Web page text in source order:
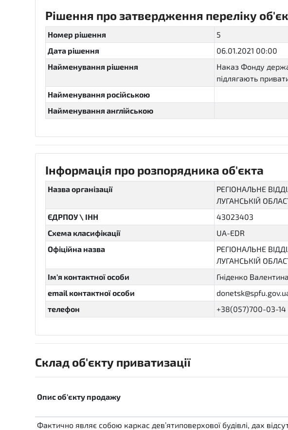
Рішення про затвердження переліку
Номер рішення
5
Дата рішення
06.01.2021 00:00
Найменування рішення
Наказ Фонду
підлягають
Найменування російською
Найменування англійською
Інформація про розпорядника об'єкта
Назва організації
РЕГІОНАЛЬНЕ
ЛУГАНСЬКІЙ
ЄДРПОУ \ ІНН
43023403
Схема класифікації
UA-EDR
Офіційна назва
РЕГІОНАЛЬНЕ
ЛУГАНСЬКІЙ
Ім'я контактної особи
Гніденко
email контактної особи
телефон
+38(057)700-03-14
Склад об'єкту приватизації
Опис об'єкту продажу
Фактично являє собою каркас дев’ятиповерхової будівлі, дах